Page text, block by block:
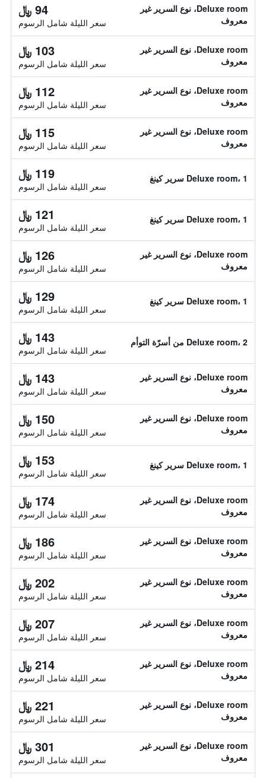
Deluxe room، نوع السرير غير
معروف
94 ﷼
سعر الليلة شامل الرسوم
Deluxe room، نوع السرير غير
معروف
103 ﷼
سعر الليلة شامل الرسوم
Deluxe room، نوع السرير غير
معروف
112 ﷼
سعر الليلة شامل الرسوم
Deluxe room، نوع السرير غير
معروف
115 ﷼
سعر الليلة شامل الرسوم
Deluxe room، 1 سرير كينغ 119 ﷼
سعر الليلة شامل الرسوم
Deluxe room، 1 سرير كينغ 121 ﷼
سعر الليلة شامل الرسوم
Deluxe room، نوع السرير غير
معروف
126 ﷼
سعر الليلة شامل الرسوم
Deluxe room، 1 سرير كينغ 129 ﷼
سعر الليلة شامل الرسوم
Deluxe room، 2 من أسرّة التوأم 143 ﷼
سعر الليلة شامل الرسوم
Deluxe room، نوع السرير غير
معروف
143 ﷼
سعر الليلة شامل الرسوم
Deluxe room، نوع السرير غير
معروف
150 ﷼
سعر الليلة شامل الرسوم
Deluxe room، 1 سرير كينغ 153 ﷼
سعر الليلة شامل الرسوم
Deluxe room، نوع السرير غير
معروف
174 ﷼
سعر الليلة شامل الرسوم
Deluxe room، نوع السرير غير
معروف
186 ﷼
سعر الليلة شامل الرسوم
Deluxe room، نوع السرير غير
معروف
202 ﷼
سعر الليلة شامل الرسوم
Deluxe room، نوع السرير غير
معروف
207 ﷼
سعر الليلة شامل الرسوم
Deluxe room، نوع السرير غير
معروف
214 ﷼
سعر الليلة شامل الرسوم
Deluxe room، نوع السرير غير
معروف
221 ﷼
سعر الليلة شامل الرسوم
Deluxe room، نوع السرير غير
معروف
301 ﷼
سعر الليلة شامل الرسوم